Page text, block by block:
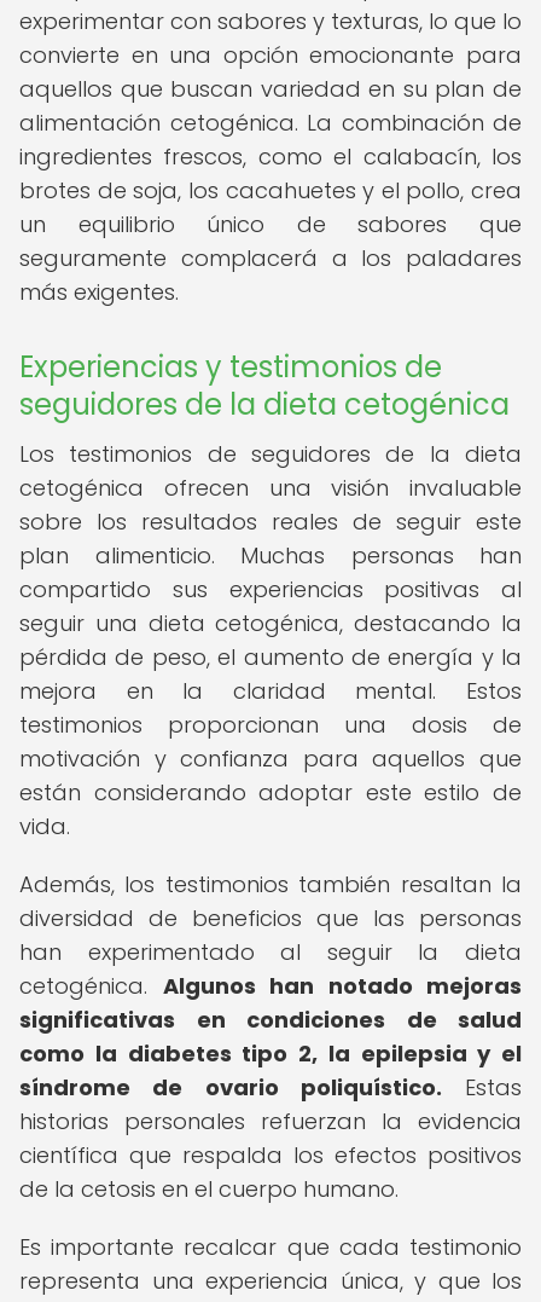
experimentar con sabores y texturas, lo que lo
convierte en una opción emocionante para
aquellos que buscan variedad en su plan de
alimentación cetogénica. La combinación de
ingredientes frescos, como el calabacín, los
brotes de soja, los cacahuetes y el pollo, crea
un equilibrio único de sabores que
seguramente complacerá a los paladares
más exigentes.
Experiencias y testimonios de
seguidores de la dieta cetogénica
Los testimonios de seguidores de la dieta
cetogénica ofrecen una visión invaluable
sobre los resultados reales de seguir este
plan alimenticio. Muchas personas han
compartido sus experiencias positivas al
seguir una dieta cetogénica, destacando la
pérdida de peso, el aumento de energía y la
mejora en la claridad mental. Estos
testimonios proporcionan una dosis de
motivación y confianza para aquellos que
están considerando adoptar este estilo de
vida.
Además, los testimonios también resaltan la
diversidad de beneficios que las personas
han experimentado al seguir la dieta
cetogénica. Algunos han notado mejoras
significativas en condiciones de salud
como la diabetes tipo 2, la epilepsia y el
síndrome de ovario poliquístico. Estas
historias personales refuerzan la evidencia
científica que respalda los efectos positivos
de la cetosis en el cuerpo humano.
Es importante recalcar que cada testimonio
representa una experiencia única, y que los